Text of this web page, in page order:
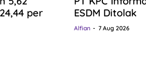
per
ESDM Ditolak
Alfian 7 Aug 2026